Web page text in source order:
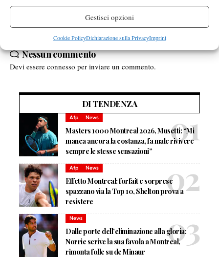
Gestisci opzioni
Cookie PolicyDichiarazione sulla PrivacyImprint
Nessun commento
Devi essere connesso per inviare un commento.
DI TENDENZA
Atp News
Masters 1000 Montreal 2026, Musetti: “Mi
manca ancora la costanza, fa male rivivere
sempre le stesse sensazioni”
Atp News
Effetto Montreal: forfait e sorprese
spazzano via la Top 10, Shelton prova a
resistere
News
Dalle porte dell’eliminazione alla gloria:
Norrie scrive la sua favola a Montreal,
rimonta folle su de Minaur